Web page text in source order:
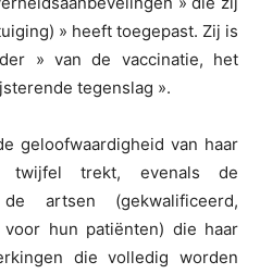
» heeft toegepast. Zij is
» van de vaccinatie, het
tegenslag ».
geloofwaardigheid van haar
twijfel trekt, evenals de
artsen (gekwalificeerd,
hun patiënten) die haar
die volledig worden